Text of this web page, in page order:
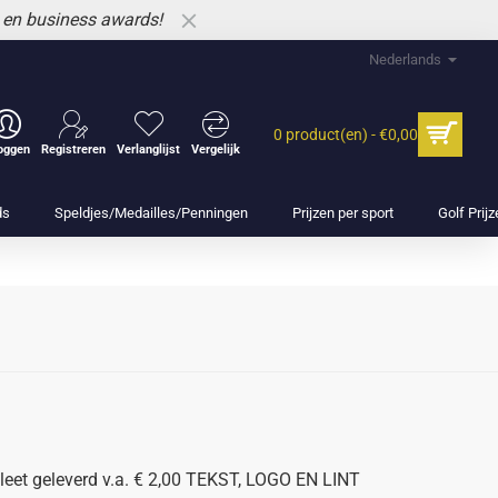
business awards!
Nederlands
Registreren Verlanglijst Vergelijk
0 product(en) - €0,00
Speldjes/Medailles/Penningen Prijzen per sport Golf
geleverd v.a. € 2,00 TEKST, LOGO EN LINT